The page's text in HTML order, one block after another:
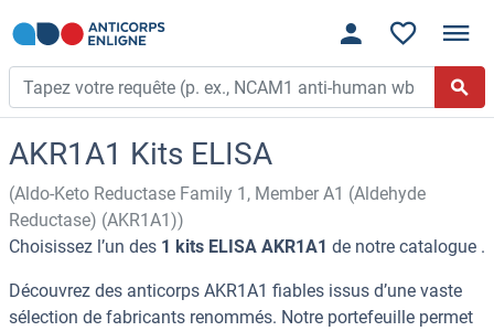
AKR1A1 Kits ELISA
(Aldo-Keto Reductase Family 1, Member A1 (Aldehyde
Reductase) (AKR1A1))
Choisissez l’un des 1 kits ELISA AKR1A1 de notre catalogue .
Découvrez des anticorps AKR1A1 fiables issus d’une vaste
sélection de fabricants renommés. Notre portefeuille permet